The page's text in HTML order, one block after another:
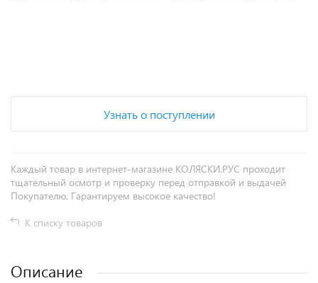
Узнать о поступлении
Каждый товар в интернет-магазине КОЛЯСКИ.РУС проходит
тщательный осмотр и проверку перед отправкой и выдачей
Покупателю. Гарантируем высокое качество!
К списку товаров
Описание